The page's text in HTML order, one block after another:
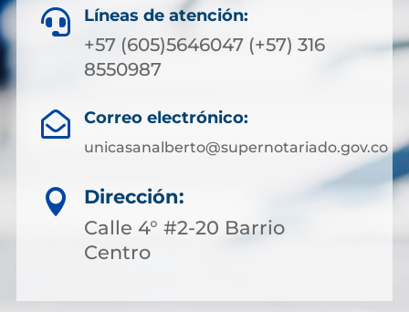
 Líneas de atención:
+57 (605)5646047 (+57) 316
8550987
 Correo electrónico:
unicasanalberto@supernotariado.gov.co

Dirección:
Calle 4° #2-20 Barrio
Centro